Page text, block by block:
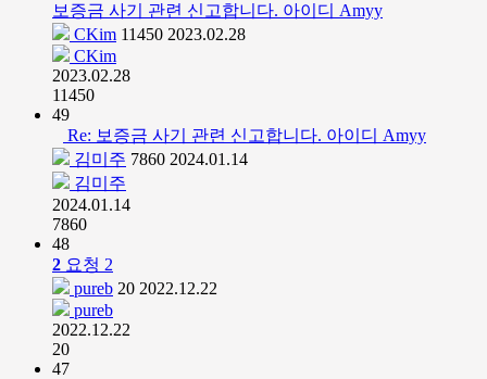
보증금 사기 관련 신고합니다. 아이디 Amyy
CKim 11450 2023.02.28
CKim
2023.02.28
11450
49
Re: 보증금 사기 관련 신고합니다. 아이디 Amyy
김미주 7860 2024.01.14
김미주
2024.01.14
7860
48
2 요청 2
pureb 20 2022.12.22
pureb
2022.12.22
20
47